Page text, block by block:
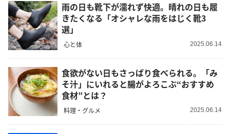
雨の日も靴下が濡れず快適。晴れの日も履
きたくなる「オシャレな雨をはじく靴3
選」
心と体 2025.06.14
食欲がない日もさっぱり食べられる。「み
そ汁」にいれると腸がよろこぶ“おすすめ
食材”とは？
料理・グルメ 2025.06.14